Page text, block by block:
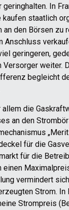
geringhalten. In
staatlich
an den Börsen zu
Anschluss
geringeren,
Versorger weiter.
begleicht
die
an den
„Merit
für die
für die
einen
vermindert
Strom. In
Strompreis (